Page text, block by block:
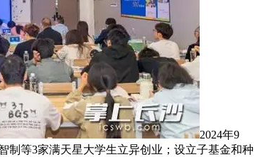
2024年9
制等3家满天星大学生立异创业；设立子基金和种